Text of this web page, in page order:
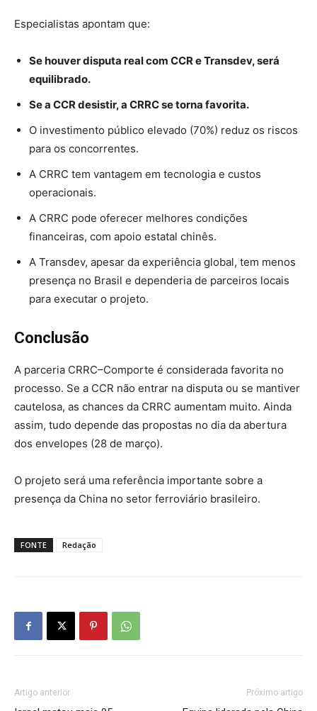
Especialistas apontam que:
Se houver disputa real com CCR e Transdev, será
equilibrado.
Se a CCR desistir, a CRRC se torna favorita.
O investimento público elevado (70%) reduz os riscos
para os concorrentes.
A CRRC tem vantagem em tecnologia e custos
operacionais.
A CRRC pode oferecer melhores condições
financeiras, com apoio estatal chinês.
A Transdev, apesar da experiência global, tem menos
presença no Brasil e dependeria de parceiros locais
para executar o projeto.
Conclusão
A parceria CRRC–Comporte é considerada favorita no
processo. Se a CCR não entrar na disputa ou se mantiver
cautelosa, as chances da CRRC aumentam muito. Ainda
assim, tudo depende das propostas no dia da abertura
dos envelopes (28 de março).
O projeto será uma referência importante sobre a
presença da China no setor ferroviário brasileiro.
FONTE Redação
Artigo anterior Próximo artigo